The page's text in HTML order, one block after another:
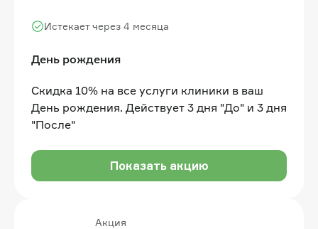
День рождения
Истекает через 4 месяца
Скидка 10% на все услуги клиники в ваш
День рождения. Действует 3 дня "До" и 3 дня
"После"
Показать акцию
Акция